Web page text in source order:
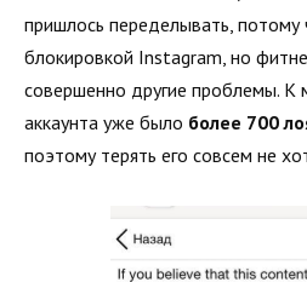
пришлось переделывать, потому
блокировкой Instagram, но
совершенно другие проблемы. К
аккаунта уже было более 700
поэтому терять его совсем не